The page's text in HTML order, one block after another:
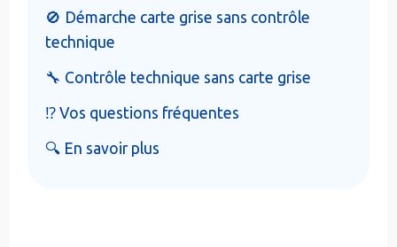
🚫 Démarche carte grise sans contrôle
technique
🔧 Contrôle technique sans carte grise
⁉️ Vos questions fréquentes
🔍 En savoir plus